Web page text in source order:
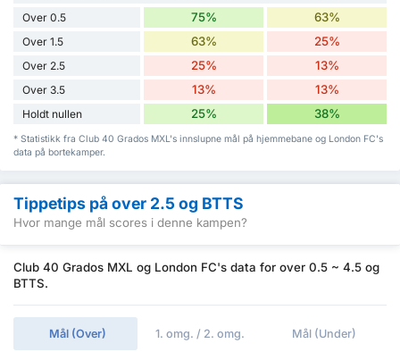
Over 0.5
75% 63%
Over 1.5 63% 25%
Over 2.5 25% 13%
Over 3.5 13% 13%
Holdt nullen 25% 38%
* Statistikk fra Club 40 Grados MXL's innslupne mål på hjemmebane og London FC's
data på bortekamper.
Tippetips på over 2.5 og BTTS
Hvor mange mål scores i denne kampen?
Club 40 Grados MXL og London FC's data for over 0.5 ~ 4.5 og
BTTS.
Mål (Over) 1. omg. / 2. omg. Mål (Under)